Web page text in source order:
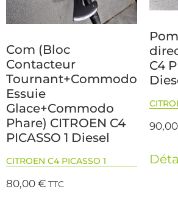
Com (Bloc
Contacteur
Tournant+Commodo
Essuie
Glace+Commodo
Phare) CITROEN C4
PICASSO 1 Diesel
CITROEN C4 PICASSO 1
80,00€ TTC
C4
90,00